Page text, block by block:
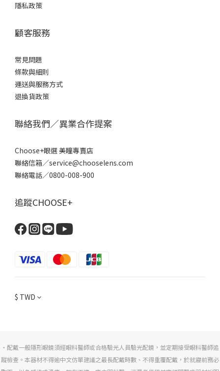
隱私政策
顧客服務
常見問題
條款與細則
運送與服務方式
退換貨政策
聯絡我們／異業合作提案
Choose+眼選 美瞳專賣店
聯絡信箱／service@chooselens.com
聯絡電話／0800-008-900
追蹤CHOOSE+
$ TWD
・配戴一般隱形眼鏡須經眼科醫師或合格驗光人員驗光配鏡，並定期接受眼科醫師追
蹤檢查。本器材不得逾中文仿單建議之最長配戴時數、不得重覆配戴，於就寢前務必